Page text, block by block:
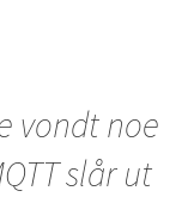
vondt noe
slår ut